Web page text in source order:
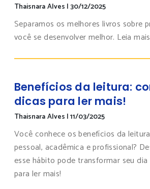
Thaisnara Alves |30/12/2025
Separamos os melhores livros sobre
você se desenvolver melhor. Leia
Benefícios da leitura:
dicas para ler mais!
Thaisnara Alves |11/03/2025
Você conhece os benefícios da
pessoal, acadêmica e profissional?
esse hábito pode transformar seu
para ler mais!